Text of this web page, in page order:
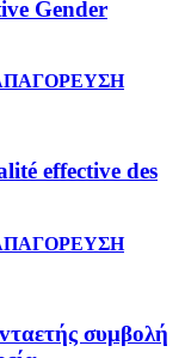
Gender
effective des
συμβoλή